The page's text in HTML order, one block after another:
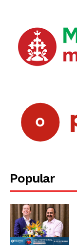
Popular